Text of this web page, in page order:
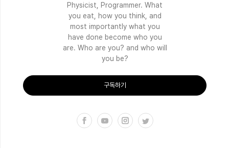
Physicist, Programmer. What
you eat, how you think, and
most importantly what you
have done become who you
are. Who are you? and who will
you be?
구독하기